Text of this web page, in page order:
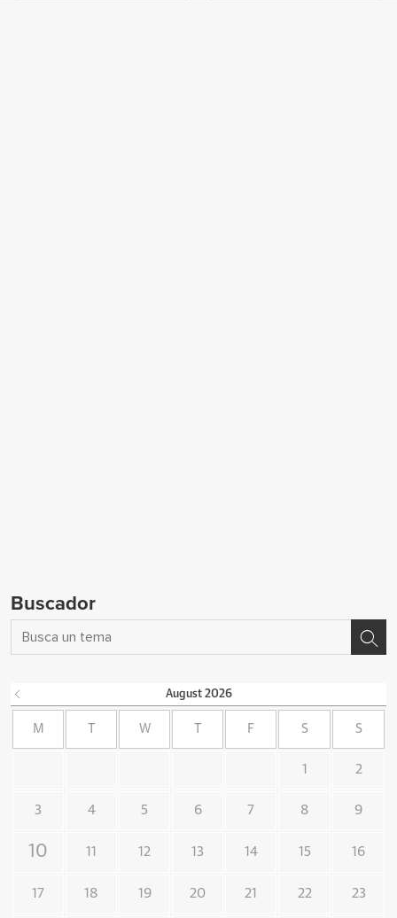
Buscador
August 2026
M W F S S
1 2
3 4 5 6 7 8 9
10 11 12 13 14 15 16
17 18 19 20 21 22 23